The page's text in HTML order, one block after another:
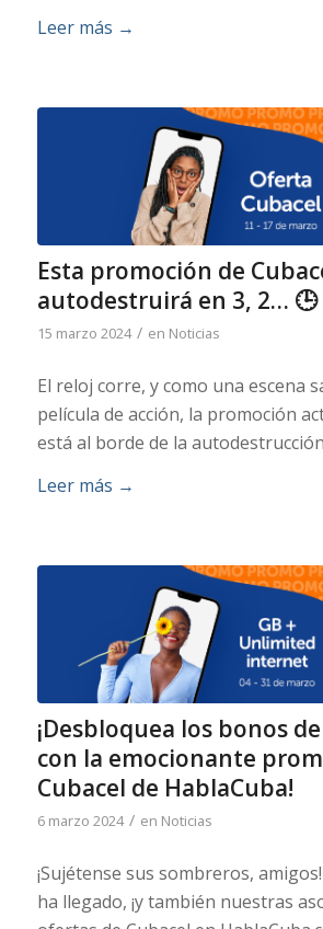
Leer más →
Esta promoción de
autodestruirá en 3, 2… 🕒
15 marzo 2024 / en Noticias
El reloj corre, y como una escena
película de acción, la promoción
está al borde de la
Leer más →
¡Desbloquea los bonos
con la emocionante
Cubacel de HablaCuba!
6 marzo 2024 / en Noticias
¡Sujétense sus sombreros,
ha llegado, ¡y también nuestras